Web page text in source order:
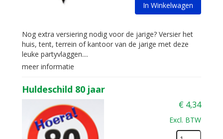
In Winkelwagen
Nog extra versiering nodig voor de jarige? Versier het
huis, tent, terrein of kantoor van de jarige met deze
leuke partyvlaggen....
meer informatie
Huldeschild 80 jaar
€ 4,34
Excl. BTW